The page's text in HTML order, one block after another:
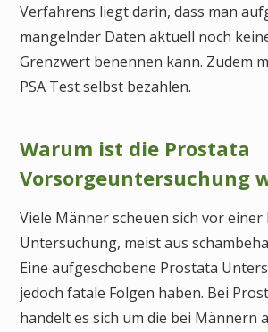
Verfahrens liegt darin, dass man
mangelnder Daten aktuell noch
Grenzwert benennen kann. Zudem
PSA Test selbst bezahlen.
Warum ist die Prostata
Vorsorgeuntersuchung
Viele Männer scheuen sich vor einer
Untersuchung, meist aus
Eine aufgeschobene Prostata
jedoch fatale Folgen haben. Bei
handelt es sich um die bei Männern